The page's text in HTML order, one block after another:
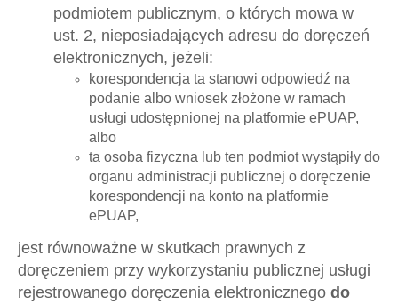
podmiotem publicznym, o których mowa w
ust. 2, nieposiadających adresu do doręczeń
elektronicznych, jeżeli:
korespondencja ta stanowi odpowiedź na
podanie albo wniosek złożone w ramach
usługi udostępnionej na platformie ePUAP,
albo
ta osoba fizyczna lub ten podmiot wystąpiły do
organu administracji publicznej o doręczenie
korespondencji na konto na platformie
ePUAP,
jest równoważne w skutkach prawnych z
doręczeniem przy wykorzystaniu publicznej usługi
rejestrowanego doręczenia elektronicznego do